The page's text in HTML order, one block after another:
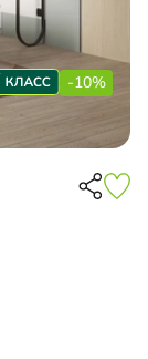
-10%